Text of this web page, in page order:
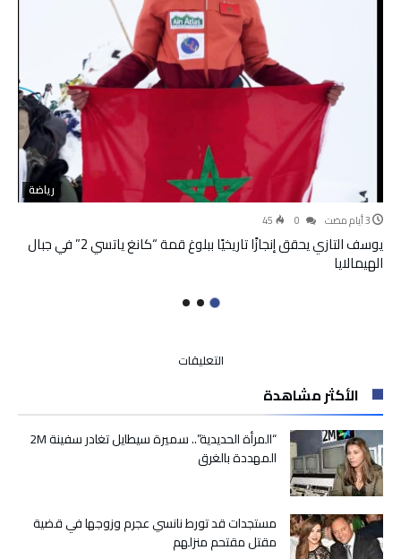
رياضة
45
يوسف التازي يحقق إنجازًا تاريخيًا ببلوغ قمة “كانغ ياتسي 2” في جبال
الهيمالايا
التعليقات
ماكرون
يدشن
المعرض
يحتفي
بالمغرب
الأكثر مشاهدة
“المرأة الحديدية”.. سميرة سيطايل تغادر سفينة 2M
المهددة بالغرق
مستجدات قد تورط نانسي عجرم وزوجها في قضية
مقتل مقتحم منزلهم